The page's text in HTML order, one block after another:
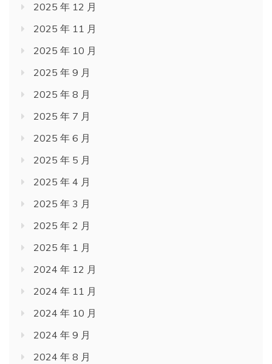
2025 年 12 月
2025 年 11 月
2025 年 10 月
2025 年 9 月
2025 年 8 月
2025 年 7 月
2025 年 6 月
2025 年 5 月
2025 年 4 月
2025 年 3 月
2025 年 2 月
2025 年 1 月
2024 年 12 月
2024 年 11 月
2024 年 10 月
2024 年 9 月
2024 年 8 月